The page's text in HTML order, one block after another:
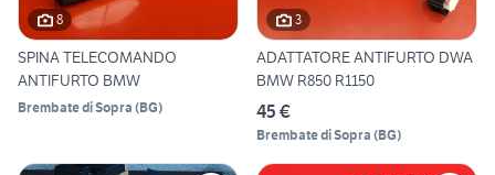
8
SPINA TELECOMANDO
ANTIFURTO BMW
Brembate di Sopra (BG)
3
ADATTATORE ANTIFURTO DWA
BMW R850 R1150
45 €
Brembate di Sopra (BG)